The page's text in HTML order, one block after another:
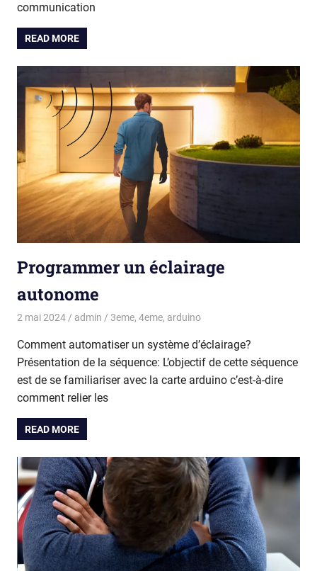
communication
READ MORE
Programmer un éclairage
autonome
2 mai 2024 admin 3eme, 4eme, arduino
Comment automatiser un système d’éclairage?
Présentation de la séquence: L’objectif de cette séquence
est de se familiariser avec la carte arduino c’est-à-dire
comment relier les
READ MORE